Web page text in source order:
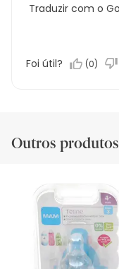
Traduzir com o
Foi útil? (0)
Outros